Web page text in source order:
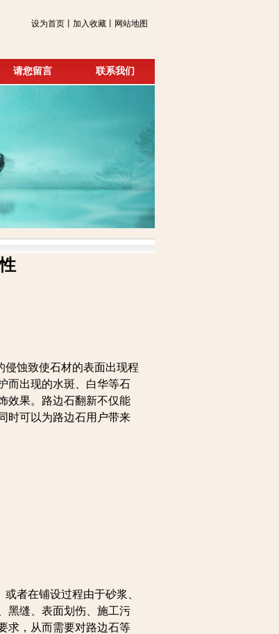
设为首页丨加入收藏丨网站地图
请您留言 联系我们
蚀致使石材的表面出现程
而出现的水斑、白华等石
效果。路边石翻新不仅能
时可以为路边石用户带来
者在铺设过程由于砂浆、
黑缝、表面划伤、施工污
求，从而需要对路边石等